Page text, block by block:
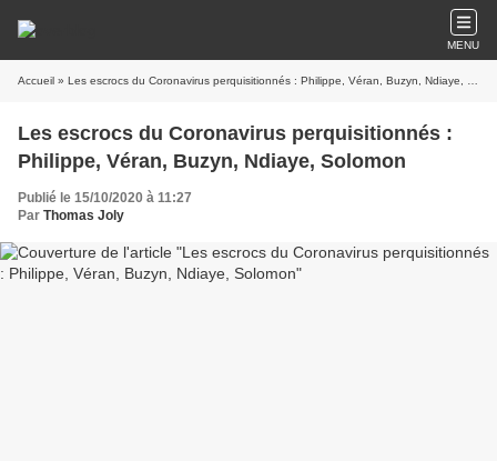
MENU
Accueil » Les escrocs du Coronavirus perquisitionnés : Philippe, Véran, Buzyn, Ndiaye, Solomon
Les escrocs du Coronavirus perquisitionnés :
Philippe, Véran, Buzyn, Ndiaye, Solomon
Publié le 15/10/2020 à 11:27
Par Thomas Joly